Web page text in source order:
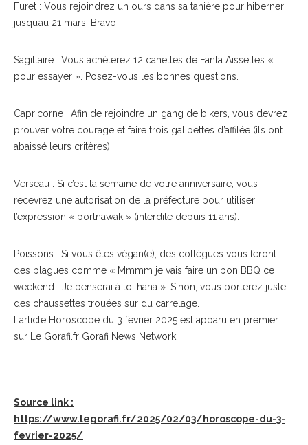
Furet : Vous rejoindrez un ours dans sa tanière pour hiberner
jusqu’au 21 mars. Bravo !
Sagittaire : Vous achèterez 12 canettes de Fanta Aisselles «
pour essayer ». Posez-vous les bonnes questions.
Capricorne : Afin de rejoindre un gang de bikers, vous devrez
prouver votre courage et faire trois galipettes d’affilée (ils ont
abaissé leurs critères).
Verseau : Si c’est la semaine de votre anniversaire, vous
recevrez une autorisation de la préfecture pour utiliser
l’expression « portnawak » (interdite depuis 11 ans).
Poissons : Si vous êtes végan(e), des collègues vous feront
des blagues comme « Mmmm je vais faire un bon BBQ ce
weekend ! Je penserai à toi haha ». Sinon, vous porterez juste
des chaussettes trouées sur du carrelage.
L’article Horoscope du 3 février 2025 est apparu en premier
sur Le Gorafi.fr Gorafi News Network.
Source link :
https://www.legorafi.fr/2025/02/03/horoscope-du-3-
fevrier-2025/